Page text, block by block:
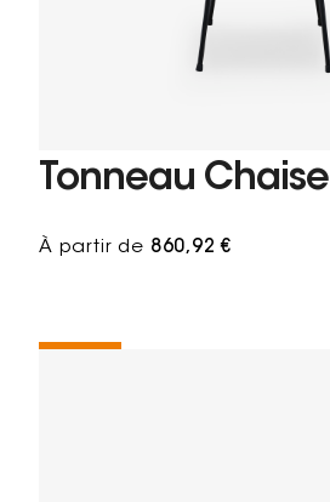
Tonneau Chaise
À partir de 860,92 €